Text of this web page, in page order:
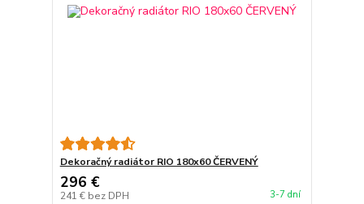
Dekoračný radiátor RIO 180x60 ČERVENÝ
296 €
241 € bez DPH 3-7 dní